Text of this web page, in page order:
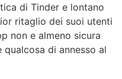
di Tinder e lontano
ritaglio dei suoi utenti
non e almeno sicura
di annesso al